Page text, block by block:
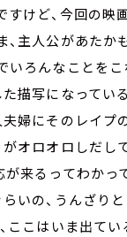
すけど、今回の映
、主人公があたか
いろんなことを
描写になってい
夫婦にそのレイプ
オロオロしだし
が来るってわかっ
いの、うんざり
ここはいま出てい